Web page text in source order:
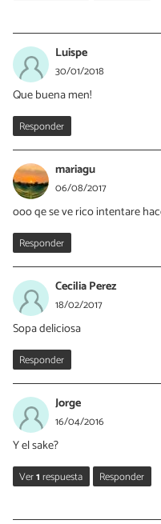
en la sopa
Luispe
30/01/2018
Que buena men!
Responder
mariagu
06/08/2017
ooo qe se ve rico intentare
Responder
Cecilia Perez
18/02/2017
Sopa deliciosa
Responder
Jorge
16/04/2016
Y el sake?
Ver1respuesta Responder